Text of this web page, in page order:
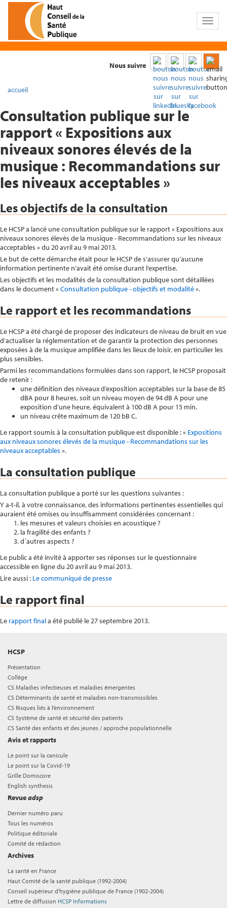
Toggle
Nous suivre
accueil
Consultation publique sur le
rapport « Expositions aux
niveaux sonores élevés de la
musique : Recommandations sur
les niveaux acceptables »
Les objectifs de la consultation
Le HCSP a lancé une consultation publique sur le rapport « Expositions aux
niveaux sonores élevés de la musique - Recommandations sur les niveaux
acceptables » du 20 avril au 9 mai 2013.
Le but de cette démarche était pour le HCSP de s’assurer qu’aucune
information pertinente n’avait été omise durant l’expertise.
Les objectifs et les modalités de la consultation publique sont détaillées
dans le document «Consultation publique - objectifs et modalité».
Le rapport et les recommandations
Le HCSP a été chargé de proposer des indicateurs de niveau de bruit en vue
d’actualiser la réglementation et de garantir la protection des personnes
exposées à de la musique amplifiée dans les lieux de loisir, en particulier les
plus sensibles.
Parmi les recommandations formulées dans son rapport, le HCSP proposait
de retenir :
une définition des niveaux d’exposition acceptables sur la base de 85
dBA pour 8 heures, soit un niveau moyen de 94 dB A pour une
exposition d’une heure, équivalent à 100 dB A pour 15 min.
un niveau crête maximum de 120 bB C.
Le rapport soumis à la consultation publique est disponible : « Expositions
aux niveaux sonores élevés de la musique - Recommandations sur les
niveaux acceptables ».
La consultation publique
La consultation publique a porté sur les questions suivantes :
Y a-t-il, à votre connaissance, des informations pertinentes essentielles qui
auraient été omises ou insuffisamment considérées concernant :
les mesures et valeurs choisies en acoustique ?
la fragilité des enfants ?
d´autres aspects ?
Le public a été invité à apporter ses réponses sur le questionnaire
accessible en ligne du 20 avril au 9 mai 2013.
Lire aussi : Le communiqué de presse
Le rapport final
Le rapport finala été publié le 27 septembre 2013.
HCSP
Présentation
Collège
CS Maladies infectieuses et maladies émergentes
CS Déterminants de santé et maladies non-transmissibles
CS Risques liés à l’environnement
CS Système de santé et sécurité des patients
CS Santé des enfants et des jeunes / approche populationnelle
Avis et rapports
Le point sur la canicule
Le point sur la Covid-19
Grille Domiscore
English synthesis
Revueadsp
Dernier numéro paru
Tous les numéros
Politique éditoriale
Comité de rédaction
Archives
La santé en France
Haut Comité de la santé publique (1992-2004)
Conseil supérieur d'hygiène publique de France (1902-2004)
Lettre de diffusion HCSP Informations